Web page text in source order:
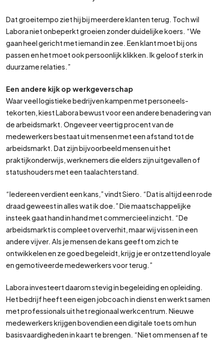
Dat groeitempo ziet hij bij meerdere klanten terug. Toch wil
Labora niet onbeperkt groeien zonder duidelijke koers. “We
gaan heel gericht met iemand in zee. Een klant moet bij ons
passen en het moet ook persoonlijk klikken. Ik geloof sterk in
duurzame relaties.”
Een andere kijk op werkgeverschap
Waar veel logistieke bedrijven kampen met personeels­
tekorten, kiest Labora bewust voor een andere benadering van
de arbeidsmarkt. Ongeveer veertig procent van de
medewerkers bestaat uit mensen met een afstand tot de
arbeidsmarkt. Dat zijn bijvoorbeeld mensen uit het
praktijkonderwijs, werknemers die elders zijn uitgevallen of
statushouders met een taalachterstand.
“Iedereen verdient een kans,” vindt Siero. “Dat is altijd een rode
draad geweest in alles wat ik doe.” Die maatschappelijke
insteek gaat hand in hand met commercieel inzicht. “De
arbeidsmarkt is compleet oververhit, maar wij vissen in een
andere vijver. Als je mensen de kans geeft om zich te
ontwikkelen en ze goed begeleidt, krijg je er ontzettend loyale
en gemotiveerde medewerkers voor terug.”
Labora investeert daarom stevig in begeleiding en opleiding.
Het bedrijf heeft een eigen jobcoach in dienst en werkt samen
met professionals uit het regionaal werkcentrum. Nieuwe
medewerkers krijgen bovendien een digitale toets om hun
basisvaardigheden in kaart te brengen. “Niet om mensen af te